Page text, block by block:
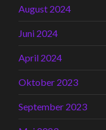
August 2024
Juni 2024
April 2024
Oktober 2023
September 2023